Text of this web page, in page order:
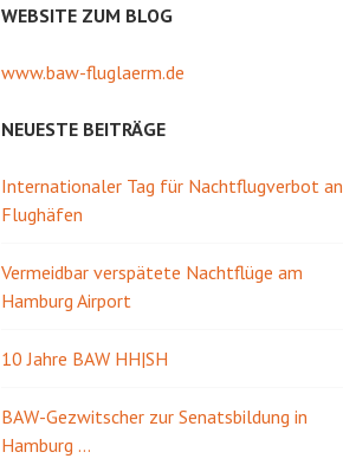
WEBSITE ZUM BLOG
www.baw-fluglaerm.de
NEUESTE BEITRÄGE
Internationaler Tag für Nachtflugverbot an
Flughäfen
Vermeidbar verspätete Nachtflüge am
Hamburg Airport
10 Jahre BAW HH|SH
BAW-Gezwitscher zur Senatsbildung in
Hamburg …